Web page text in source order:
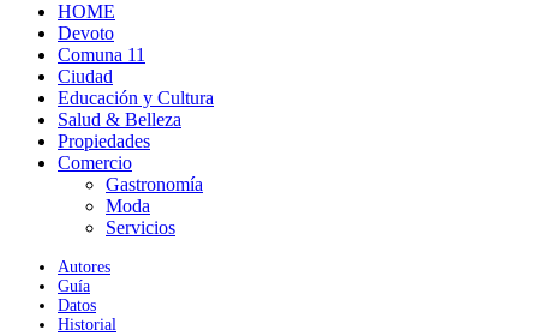
HOME
Devoto
Comuna 11
Ciudad
Educación y Cultura
Salud & Belleza
Propiedades
Comercio
Gastronomía
Moda
Servicios
Autores
Guía
Datos
Historial